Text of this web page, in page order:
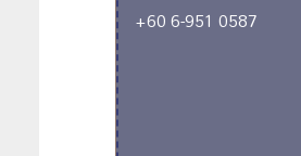
+60 6-951 0587